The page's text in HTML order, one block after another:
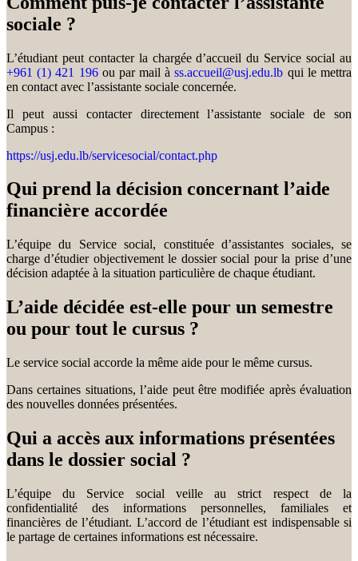
sociale ?
L’étudiant peut contacter la chargée d’accueil du Service social au
+961 (1) 421 196ou par mail àss.accueil@usj.edu.lb qui le mettra
en contact avec l’assistante sociale concernée.
Il peut aussi contacter directement l’assistante sociale de son
Campus :
https://usj.edu.lb/servicesocial/contact.php
Qui prend la décision concernant l’aide
financière accordée
L’équipe du Service social, constituée d’assistantes sociales, se
charge d’étudier objectivement le dossier social pour la prise d’une
décision adaptée à la situation particulière de chaque étudiant.
L’aide décidée est-elle pour un semestre
ou pour tout le cursus ?
Le service social accorde la même aide pour le même cursus.
Dans certaines situations, l’aide peut être modifiée après évaluation
des nouvelles données présentées.
Qui a accès aux informations présentées
dans le dossier social ?
L’équipe du Service social veille au strict respect de la
confidentialité des informations personnelles, familiales et
financières de l’étudiant. L’accord de l’étudiant est indispensable si
le partage de certaines informations est nécessaire.